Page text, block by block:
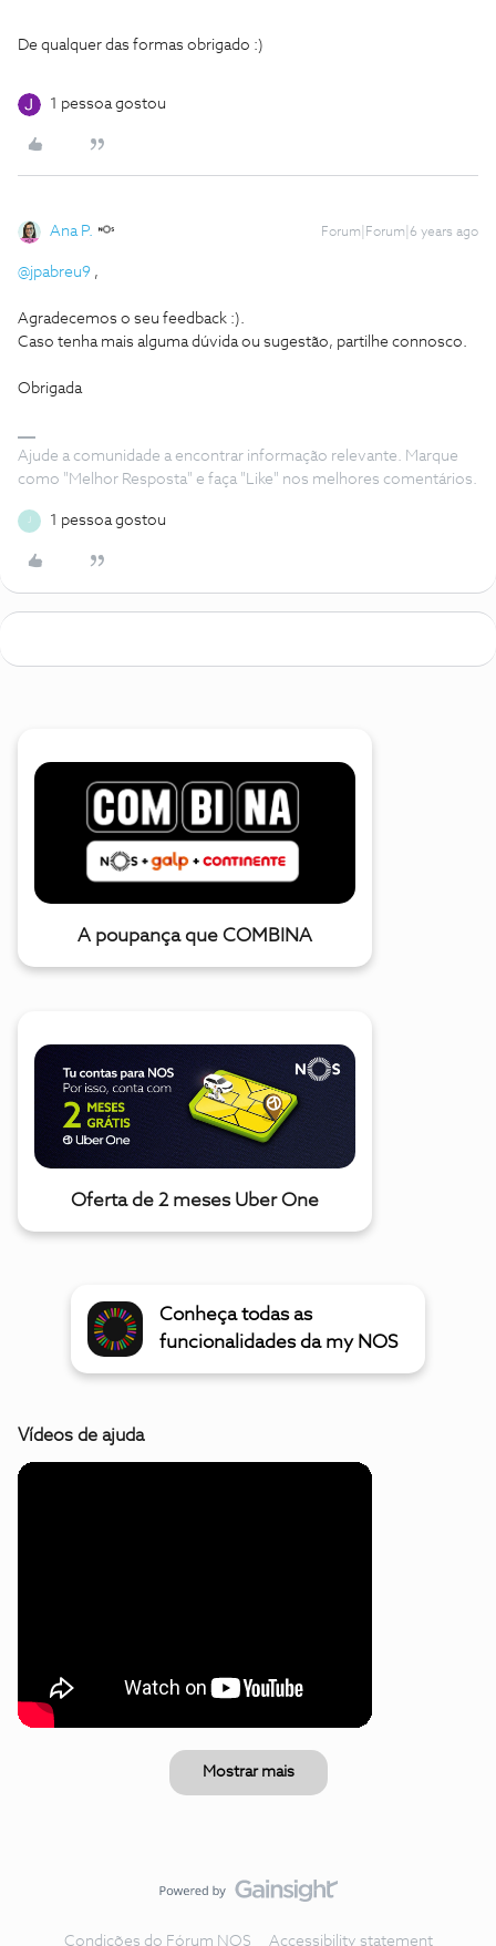
De qualquer das formas obrigado :)
1 pessoa gostou
Ana P. Forum|Forum|6 years ago
@jpabreu9 ,
Agradecemos o seu feedback :).
Caso tenha mais alguma dúvida ou sugestão, partilhe connosco.
Obrigada
Ajude a comunidade a encontrar informação relevante. Marque
como "Melhor Resposta" e faça "Like" nos melhores comentários.
J 1 pessoa gostou
A poupança que COMBINA
Oferta de 2 meses Uber One
Conheça todas as
funcionalidades da my NOS
Vídeos de ajuda
Mostrar mais
Condições do Fórum NOS Accessibility statement